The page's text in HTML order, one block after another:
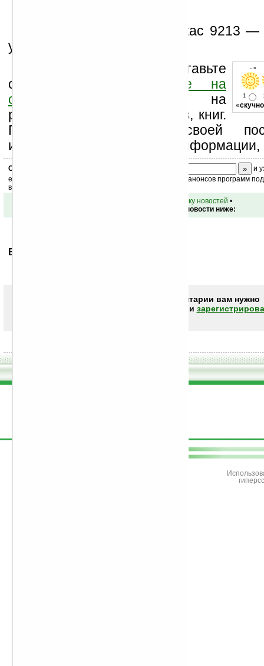
Стоимость ноутбука Getac 9213
уже продаётся.
- «
1
«скучно
Оцените новость и оставьте
свой комментарий
ниже на
странице
на
рассылку новостей, файлов, книг.
Поддержите Ладошки своей
изучением коммерческой информации,
Скоро
и
ежедневный или еженедельный дайджест новостей, анонсов программ
ваш почтовый ящик.
вернуться к списку новостей •
Обсуждение этой новости ниже:
Ваше мнение будет первым.
Чтобы писать комментарии вам нужно
или